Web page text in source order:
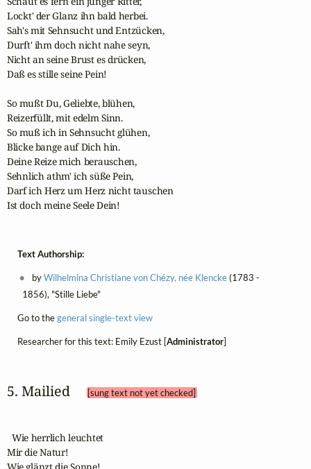
Lockt' der Glanz ihn bald herbei.
Sah's mit Sehnsucht und Entzücken,
Durft' ihm doch nicht nahe seyn,
Nicht an seine Brust es drücken,
Daß es stille seine Pein!
So mußt Du, Geliebte, blühen,
Reizerfüllt, mit edelm Sinn.
So muß ich in Sehnsucht glühen,
Blicke bange auf Dich hin.
Deine Reize mich berauschen,
Sehnlich athm' ich süße Pein,
Darf ich Herz um Herz nicht tauschen
Ist doch meine Seele Dein!
Text Authorship:
byWilhelmina Christiane von Chézy, née Klencke(1783 -
1856), "Stille Liebe"
Go to thegeneral single-text view
Researcher for this text: Emily Ezust [Administrator]
5. Mailied [sung text not yet checked]
  Wie herrlich leuchtet
Mir die Natur!